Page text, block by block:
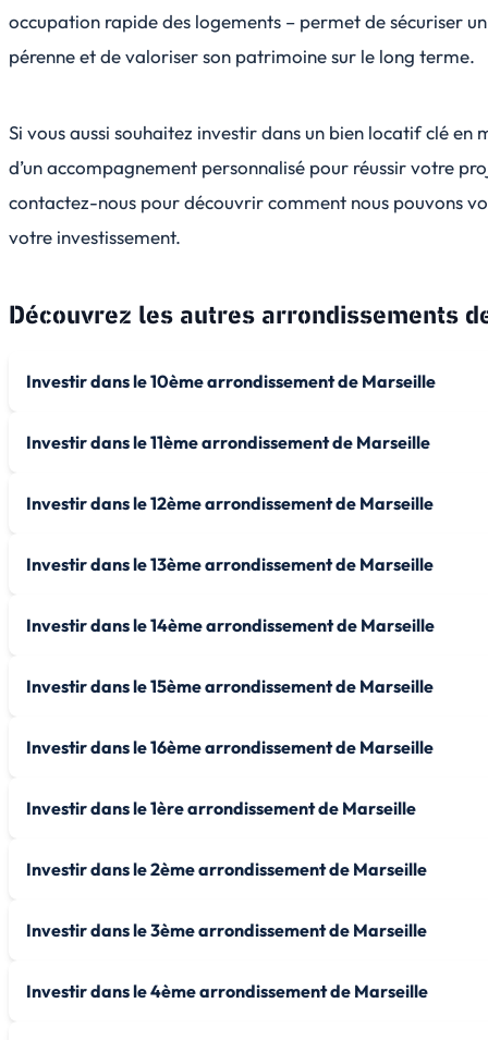
occupation rapide des logements – permet de sécuriser
pérenne et de valoriser son patrimoine sur le long terme.
Si vous aussi souhaitez investir dans un bien locatif clé en
d’un accompagnement personnalisé pour réussir votre
contactez-nous pour découvrir comment nous pouvons
votre investissement.
Découvrez les autres arrondissements
Investir dans le 10ème arrondissement de Marseille
Investir dans le 11ème arrondissement de Marseille
Investir dans le 12ème arrondissement de Marseille
Investir dans le 13ème arrondissement de Marseille
Investir dans le 14ème arrondissement de Marseille
Investir dans le 15ème arrondissement de Marseille
Investir dans le 16ème arrondissement de Marseille
Investir dans le 1ère arrondissement de Marseille
Investir dans le 2ème arrondissement de Marseille
Investir dans le 3ème arrondissement de Marseille
Investir dans le 4ème arrondissement de Marseille